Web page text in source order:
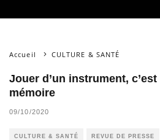
Accueil CULTURE & SANTÉ
Jouer d’un instrument,
mémoire
09/10/2020
CULTURE & SANTÉ REVUE DE PRESSE